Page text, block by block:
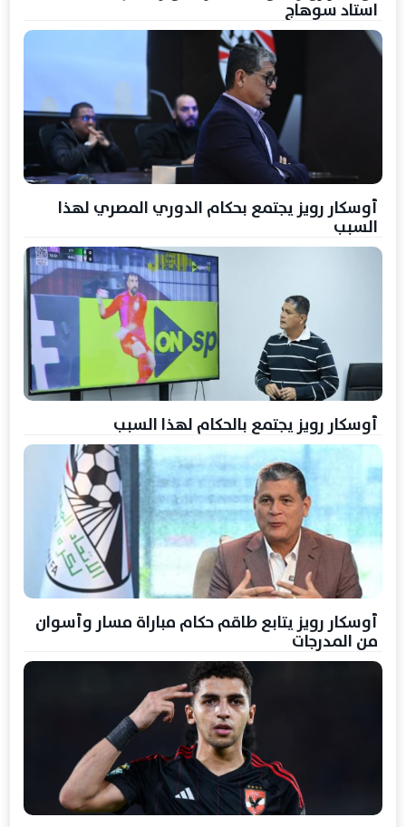
استاد سوهاج
أوسكار رويز يجتمع بحكام الدوري المصري لهذا
السبب
أوسكار رويز يجتمع بالحكام لهذا السبب
أوسكار رويز يتابع طاقم حكام مباراة مسار وأسوان
من المدرجات